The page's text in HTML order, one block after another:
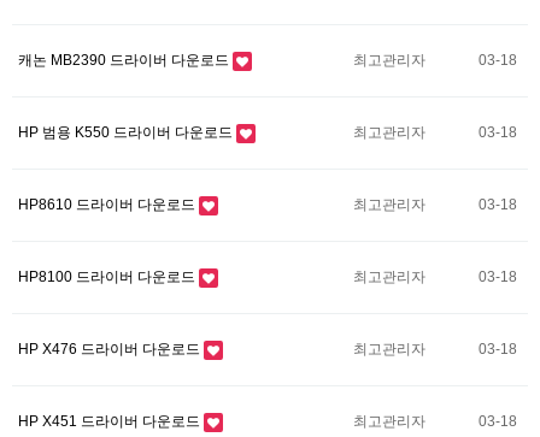
캐논 MB2390 드라이버 다운로드 최고관리자 03-18
HP 범용 K550 드라이버 다운로드 최고관리자 03-18
HP8610 드라이버 다운로드 최고관리자 03-18
HP8100 드라이버 다운로드 최고관리자 03-18
HP X476 드라이버 다운로드 최고관리자 03-18
HP X451 드라이버 다운로드 최고관리자 03-18